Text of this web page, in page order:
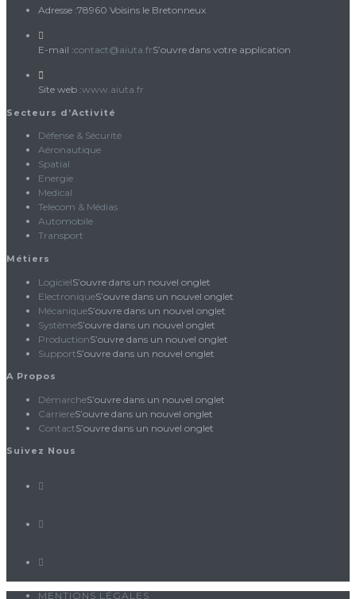
Adresse :78960 Voisins le Bretonneux
E-mail :contact@aiuta.frS’ouvre dans votre application
Site web :www.aiuta.fr
Secteurs d’Activité
Défense & Sécurité
Aéronautique
Spatial
Energie
Medical
Telecom & Médias
Automobile
Transport
Métiers
LogicielS’ouvre dans un nouvel onglet
ElectroniqueS’ouvre dans un nouvel onglet
MécaniqueS’ouvre dans un nouvel onglet
SystèmeS’ouvre dans un nouvel onglet
ProductionS’ouvre dans un nouvel onglet
SupportS’ouvre dans un nouvel onglet
A Propos
DémarcheS’ouvre dans un nouvel onglet
CarriereS’ouvre dans un nouvel onglet
ContactS’ouvre dans un nouvel onglet
Suivez Nous
MENTIONS LÉGALES